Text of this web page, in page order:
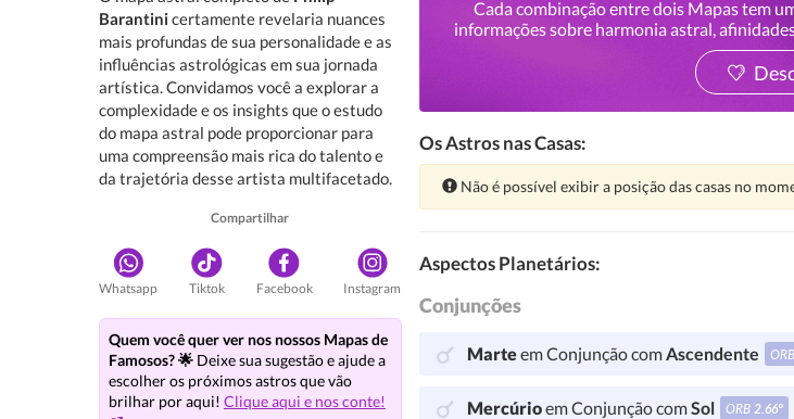
Barantini certamente revelaria nuances
mais profundas de sua personalidade e as
influências astrológicas em sua jornada
artística. Convidamos você a explorar a
complexidade e os insights que o estudo
do mapa astral pode proporcionar para
uma compreensão mais rica do talento e
da trajetória desse artista multifacetado.
Compartilhar
Whatsapp Tiktok Facebook Instagram
Quem você quer ver nos nossos Mapas de
Famosos? 🌟 Deixe sua sugestão e ajude a
escolher os próximos astros que vão
brilhar por aqui! Clique aqui e nos conte!
Cada combinação entre dois Mapas tem
informações sobre harmonia astral,
Os Astros nas Casas:
Atenção:
Não é possível exibir a posição das casas no
Aspectos Planetários:
Conjunções
Marteem Conjunção comAscendente ORB
Mercúrioem Conjunção comSol ORB2.66°